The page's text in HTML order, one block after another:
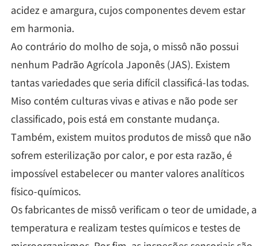
acidez e amargura, cujos componentes devem estar
em harmonia.
Ao contrário do molho de soja, o missô não possui
nenhum Padrão Agrícola Japonês (JAS). Existem
tantas variedades que seria difícil classificá-las todas.
Miso contém culturas vivas e ativas e não pode ser
classificado, pois está em constante mudança.
Também, existem muitos produtos de missô que não
sofrem esterilização por calor, e por esta razão, é
impossível estabelecer ou manter valores analíticos
físico-químicos.
Os fabricantes de missô verificam o teor de umidade, a
temperatura e realizam testes químicos e testes de